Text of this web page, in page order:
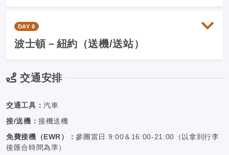
DAY 8
波士頓－紐約（送機/送站）
交通安排
交通工具：汽車
接/送機：接機送機
免費接機（EWR）：參團當日 9:00＆16:00-21:00（以拿到行李
後匯合時間為準）